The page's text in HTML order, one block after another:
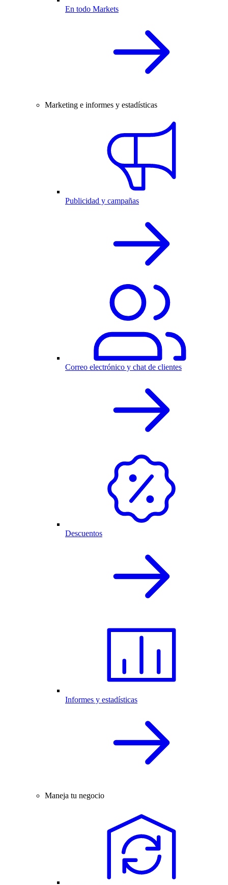
En todo Markets
Marketing e informes y estadísticas
Publicidad y campañas
Correo electrónico y chat de clientes
Descuentos
Informes y estadísticas
Maneja tu negocio